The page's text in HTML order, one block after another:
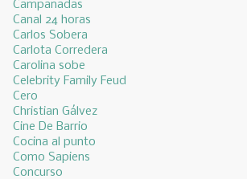
Campanadas
Canal 24 horas
Carlos Sobera
Carlota Corredera
Carolina sobe
Celebrity Family Feud
Cero
Christian Gálvez
Cine De Barrio
Cocina al punto
Como Sapiens
Concurso